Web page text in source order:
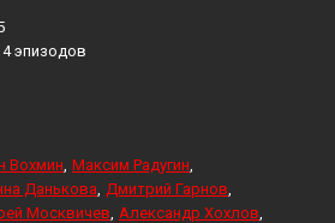
4 эпизодов
Вохмин Максим Радугин
Данькова Дмитрий Гарнов
Москвичев Александр Хохлов